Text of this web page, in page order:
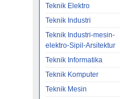
Teknik Elektro
Teknik Industri
Teknik Industri-mesin-
elektro-Sipil-Arsitektur
Teknik Informatika
Teknik Komputer
Teknik Mesin